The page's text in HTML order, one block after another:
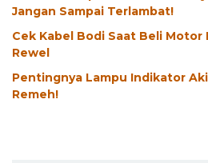
Jangan Sampai Terlambat!
Cek Kabel Bodi Saat Beli Motor
Rewel
Pentingnya Lampu Indikator
Remeh!